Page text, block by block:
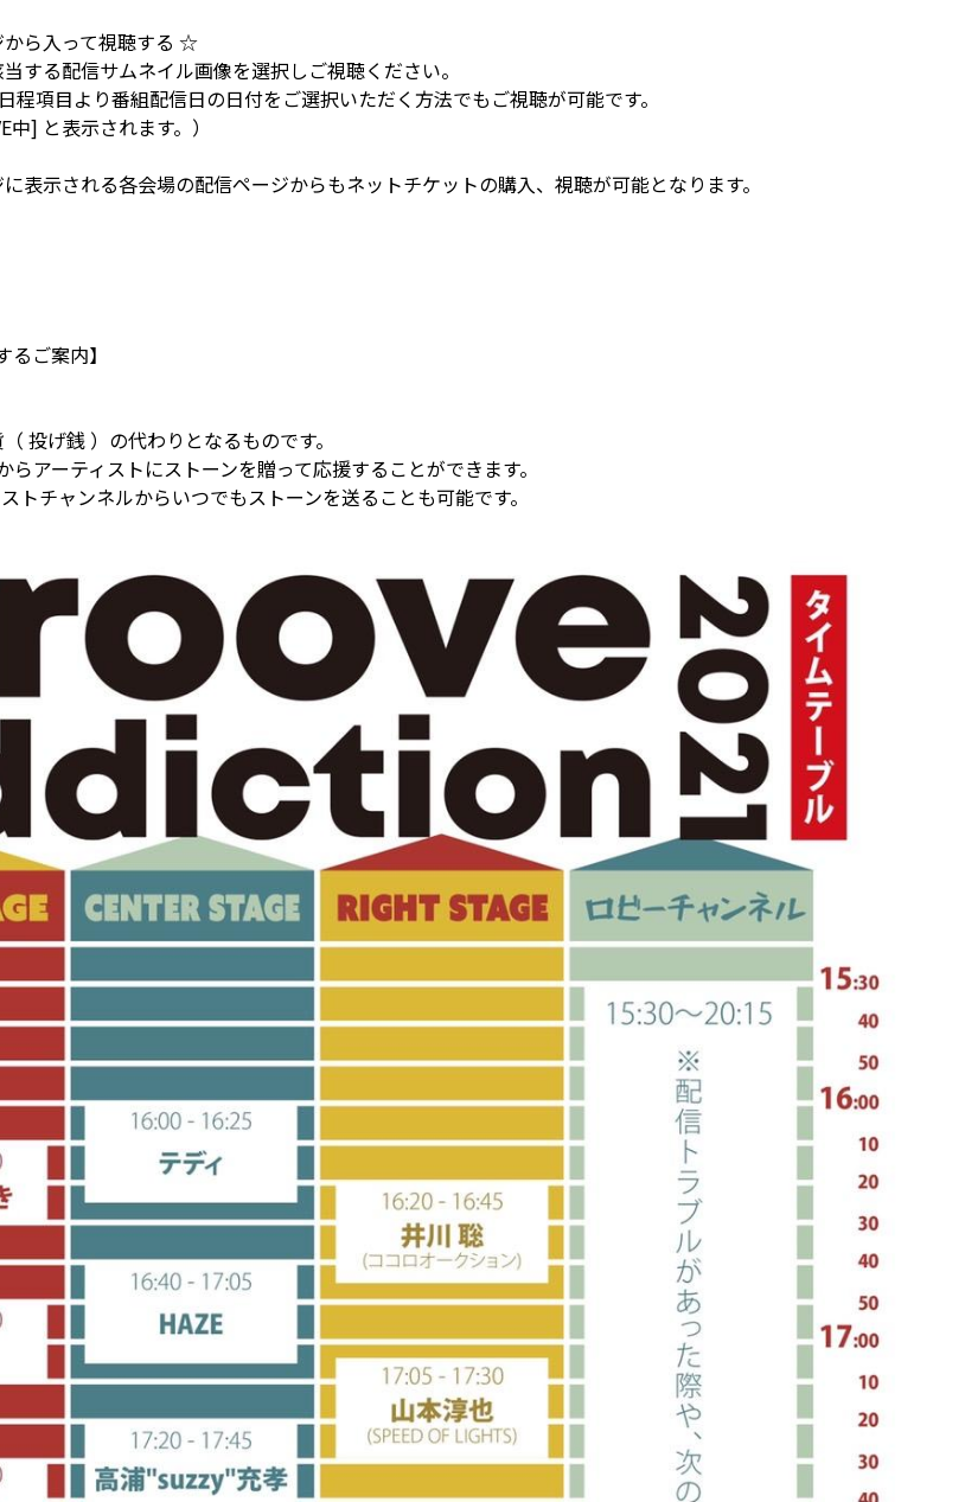
ら入って視聴する ☆
する配信サムネイル画像を選択しご視聴ください。
程項目より番組配信日の日付をご選択いただく方法でもご視聴が可能です。
中] と表示されます。）
表示される各会場の配信ページからもネットチケットの購入、視聴が可能となります。
るご案内】
投げ銭 ）の代わりとなるものです。
アーティストにストーンを贈って応援することができます。
トチャンネルからいつでもストーンを送ることも可能です。